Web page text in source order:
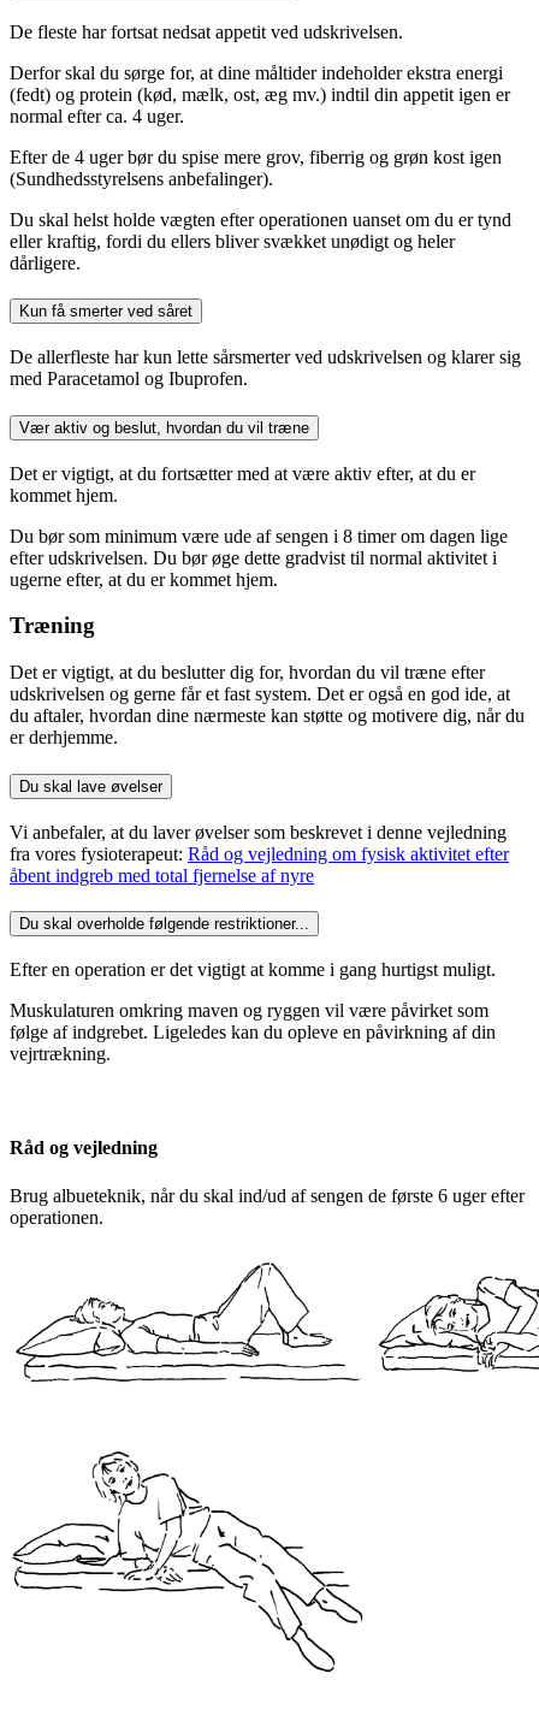
De fleste har fortsat nedsat appetit ved udskrivelsen.
Derfor skal du sørge for, at dine måltider indeholder ekstra energi
(fedt) og protein (kød, mælk, ost, æg mv.) indtil din appetit igen er
normal efter ca. 4 uger.
Efter de 4 uger bør du spise mere grov, fiberrig og grøn kost igen
(Sundhedsstyrelsens anbefalinger).
Du skal helst holde vægten efter operationen uanset om du er tynd
eller kraftig, fordi du ellers bliver svækket unødigt og heler
dårligere.
Kun få smerter ved såret
De allerfleste har kun lette sårsmerter ved udskrivelsen og klarer sig
med Paracetamol og Ibuprofen.
Vær aktiv og beslut, hvordan du vil træne
Det er vigtigt, at du fortsætter med at være aktiv efter, at du er
kommet hjem.
Du bør som minimum være ude af sengen i 8 timer om dagen lige
efter udskrivelsen. Du bør øge dette gradvist til normal aktivitet i
ugerne efter, at du er kommet hjem.
Træning
Det er vigtigt, at du beslutter dig for, hvordan du vil træne efter
udskrivelsen og gerne får et fast system. Det er også en god ide, at
du aftaler, hvordan dine nærmeste kan støtte og motivere dig, når du
er derhjemme.
Du skal lave øvelser
Vi anbefaler, at du laver øvelser som beskrevet i denne vejledning
fra vores fysioterapeut: Råd og vejledning om fysisk aktivitet efter
åbent indgreb med total fjernelse af nyre
Du skal overholde følgende restriktioner...
Efter en operation er det vigtigt at komme i gang hurtigst muligt.
Muskulaturen omkring maven og ryggen vil være påvirket som
følge af indgrebet. Ligeledes kan du opleve en påvirkning af din
vejrtrækning.
Råd og vejledning
Brug albueteknik, når du skal ind/ud af sengen de første 6 uger efter
operationen.